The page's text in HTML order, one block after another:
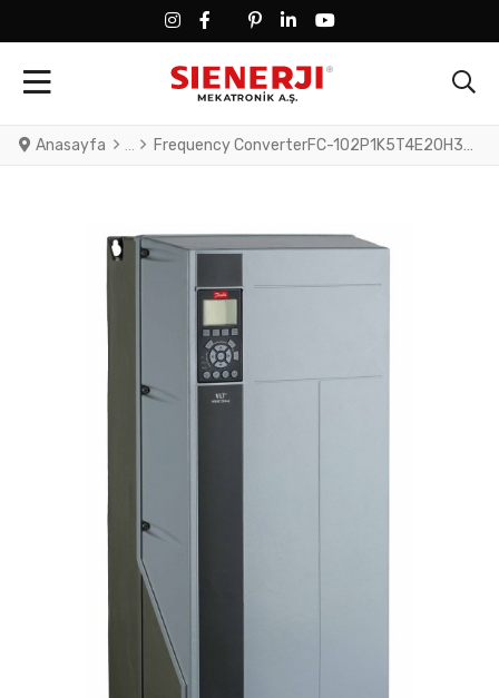
FACEBOOK SOCIAL LINK
FACEBOOK SOCIAL LINK
TWITTER SOCIAL LINK
PINTEREST SOCIAL LINK
LINKEDIN SOCIAL LINK
YOUTUBE SOCIAL LINK
Anasayfa Frequency ConverterFC-102P1K5T4E20H3XGXXXXSXXXXAXB0CXXXXDXVLT® HVAC Drive FC-102(P1K5) 1.5 KW / 2.0 HP, Three phase380 - 480 VAC, (E20) IP20 / Chassis(H3) RFI Class A1/B (C1)No brake chopperGraphical Loc. Cont. PanelNot coated PCB, No Mains OptionLatest release std. SW.Frame: A2No C1 option, No D op